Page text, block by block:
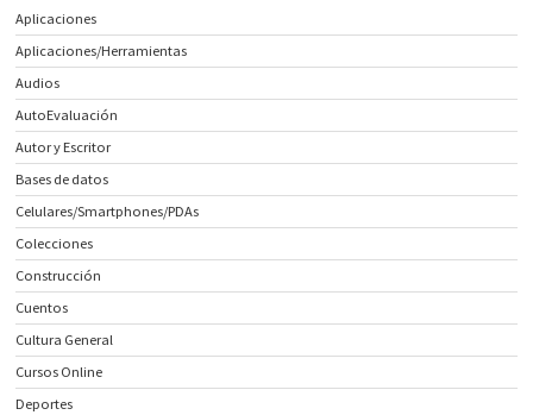
Aplicaciones
Aplicaciones/Herramientas
Audios
AutoEvaluación
Autor y Escritor
Bases de datos
Celulares/Smartphones/PDAs
Colecciones
Construcción
Cuentos
Cultura General
Cursos Online
Deportes